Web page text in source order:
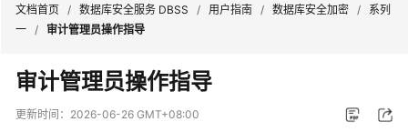
最
新
动
文档首页 / 数据库安全服务 DBSS / 用户指南 / 数据库安全加密 /
系列
一 / 审计管理员操作指导
审计管理员操作指导
更新时间： 2026-06-26 GMT+08:00